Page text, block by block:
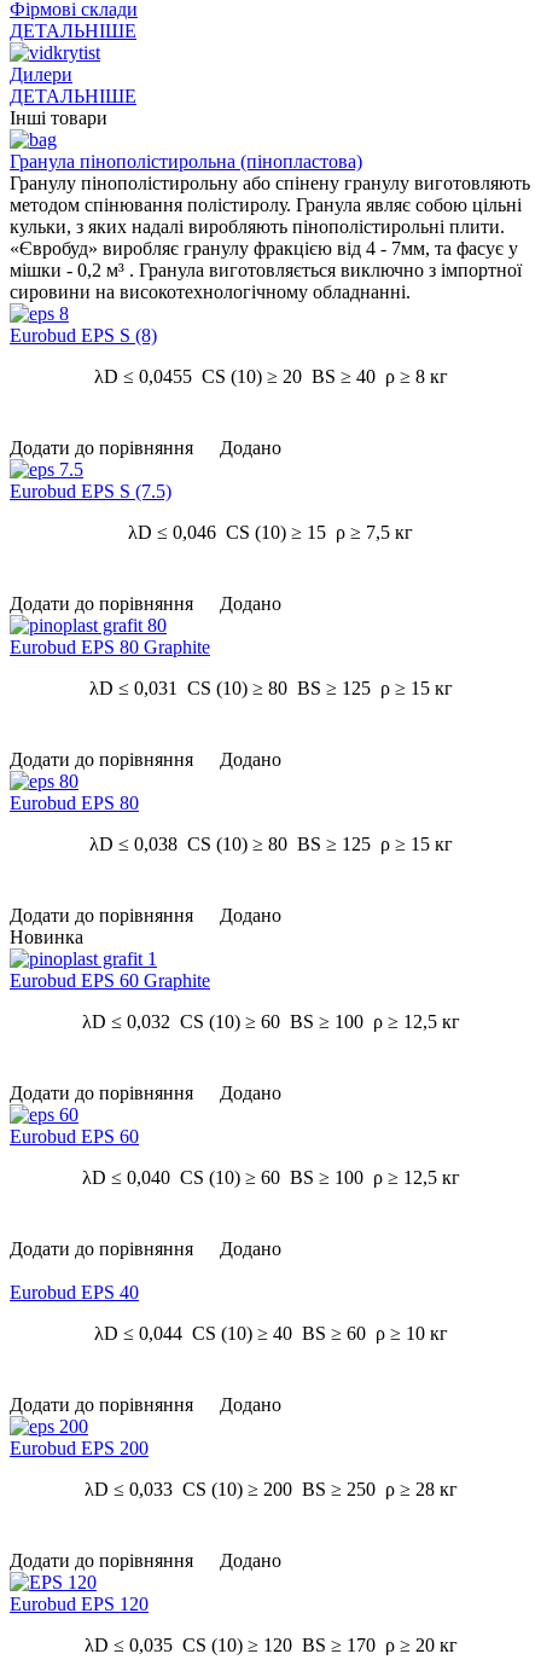
Фірмові склади
ДЕТАЛЬНІШЕ
Дилери
ДЕТАЛЬНІШЕ
Інші товари
Гранула пінополістирольна (пінопластова)
Гранулу пінополістирольну або спінену гранулу виготовляють
методом спінювання полістиролу. Гранула являє собою цільні
кульки, з яких надалі виробляють пінополістирольні плити.
«Євробуд» виробляє гранулу фракцією від 4 - 7мм, та фасує у
мішки - 0,2 м³ . Гранула виготовляється виключно з імпортної
сировини на високотехнологічному обладнанні.
Eurobud EPS S (8)
λD ≤ 0,0455 CS (10) ≥ 20 BS ≥ 40 ρ ≥ 8 кг
Додати до порівняння Додано
Eurobud EPS S (7.5)
λD ≤ 0,046 CS (10) ≥ 15 ρ ≥ 7,5 кг
Додати до порівняння Додано
Eurobud EPS 80 Graphite
λD ≤ 0,031 CS (10) ≥ 80 BS ≥ 125 ρ ≥ 15 кг
Додати до порівняння Додано
Eurobud EPS 80
λD ≤ 0,038 CS (10) ≥ 80 BS ≥ 125 ρ ≥ 15 кг
Додати до порівняння
Додано
Новинка
Eurobud EPS 60 Graphite
λD ≤ 0,032 CS (10) ≥ 60 BS ≥ 100 ρ ≥ 12,5 кг
Додати до порівняння Додано
Eurobud EPS 60
λD ≤ 0,040 CS (10) ≥ 60 BS ≥ 100 ρ ≥ 12,5 кг
Додати до порівняння Додано
Eurobud EPS 40
λD ≤ 0,044 CS (10) ≥ 40 BS ≥ 60 ρ ≥ 10 кг
Додати до порівняння Додано
Eurobud EPS 200
λD ≤ 0,033 CS (10) ≥ 200 BS ≥ 250 ρ ≥ 28 кг
Додати до порівняння Додано
Eurobud EPS 120
λD ≤ 0,035 CS (10) ≥ 120 BS ≥ 170 ρ ≥ 20 кг